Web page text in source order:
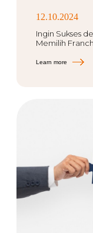
12.10.2024
Ingin Sukses
Memilih
Learn more